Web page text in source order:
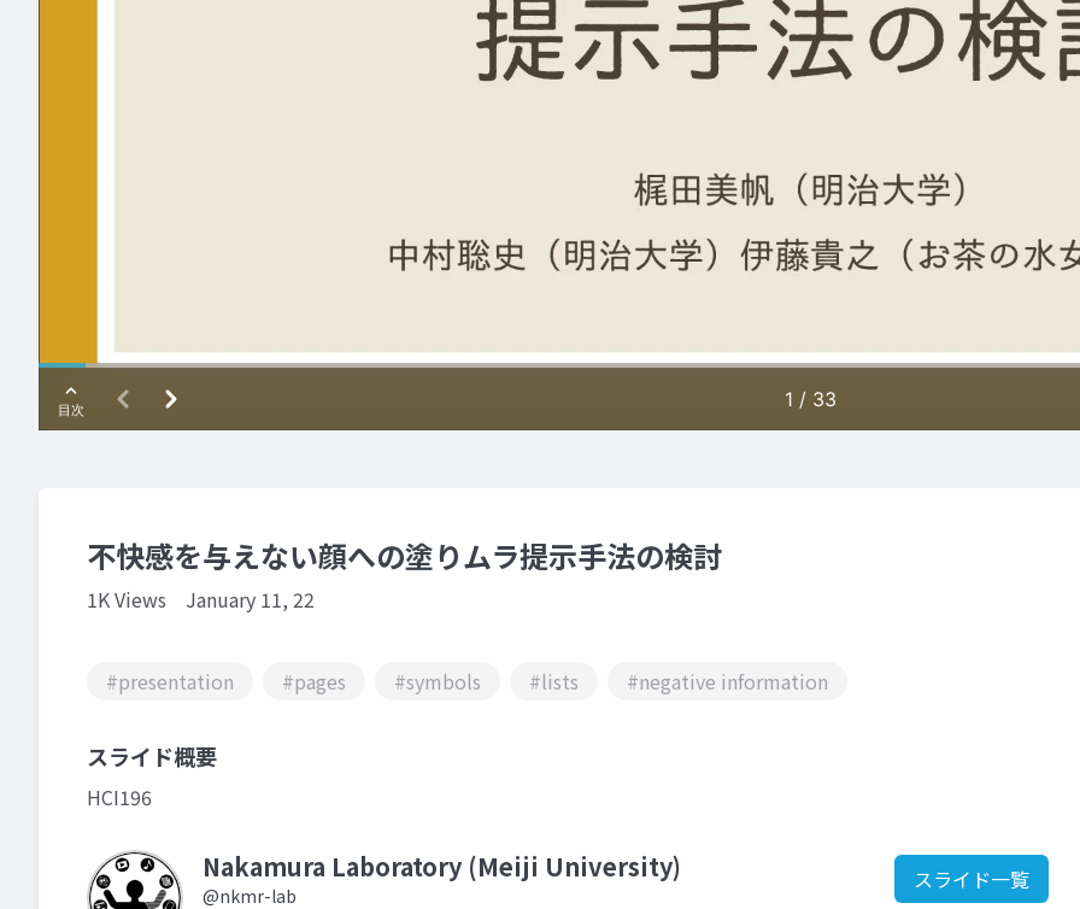
不快感を与えない顔への塗りムラ提示手法の検討
1K Views January 11, 22
#presentation #pages #symbols #lists #negative information
スライド概要
HCI196
Nakamura Laboratory (Meiji University)
@nkmr-lab
スライド一覧